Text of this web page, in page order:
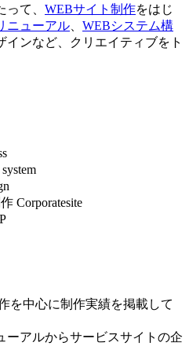
て、 WEBサイト制作をはじ
ニューアル
WEBシステム構
インなど、クリエイティブをト
Corporatesite
を中心に制作実績を掲載して
ーアルからサービスサイトの企